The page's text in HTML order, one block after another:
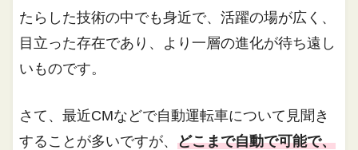
たらした技術の中でも身近で、活躍の場が広く、
目立った存在であり、より一層の進化が待ち遠し
いものです。
さて、最近CMなどで自動運転車について見聞き
することが多いですが、どこまで自動で可能で、